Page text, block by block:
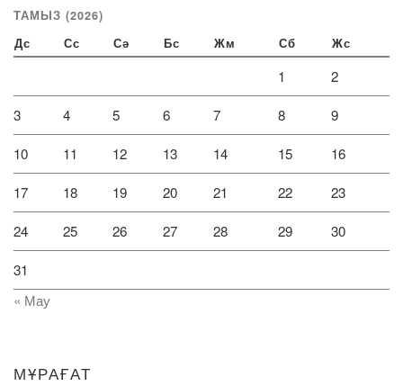
ТАМЫЗ (2026)
Дс Сс Сә Бс Жм Сб Жс
1 2
3 4 5 6 7 8 9
10 11 12 13 14 15 16
17 18 19 20 21 22 23
24 25 26 27 28 29 30
31
« Мау
МҰРАҒАТ